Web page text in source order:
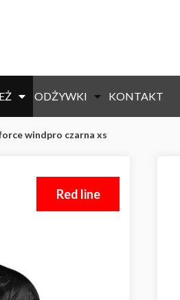
ODŻYWKI KONTAKT
windpro czarna xs
Red line